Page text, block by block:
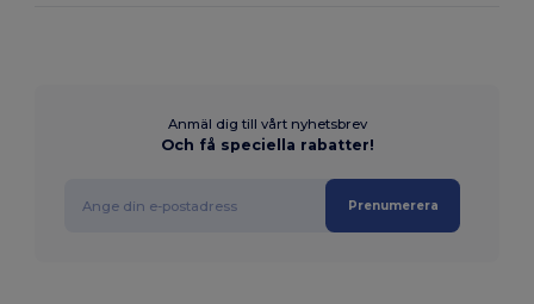
Anmäl dig till vårt nyhetsbrev
Och få speciella rabatter!
Prenumerera